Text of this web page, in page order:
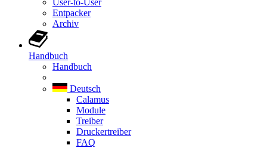
User-to-User
Entpacker
Archiv
Handbuch
Handbuch
Deutsch
Calamus
Module
Treiber
Druckertreiber
FAQ